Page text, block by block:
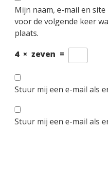
Mijn naam, e-mail en
voor de volgende keer
plaats.
4 × zeven =
Stuur mij een e-mail als
Stuur mij een e-mail als